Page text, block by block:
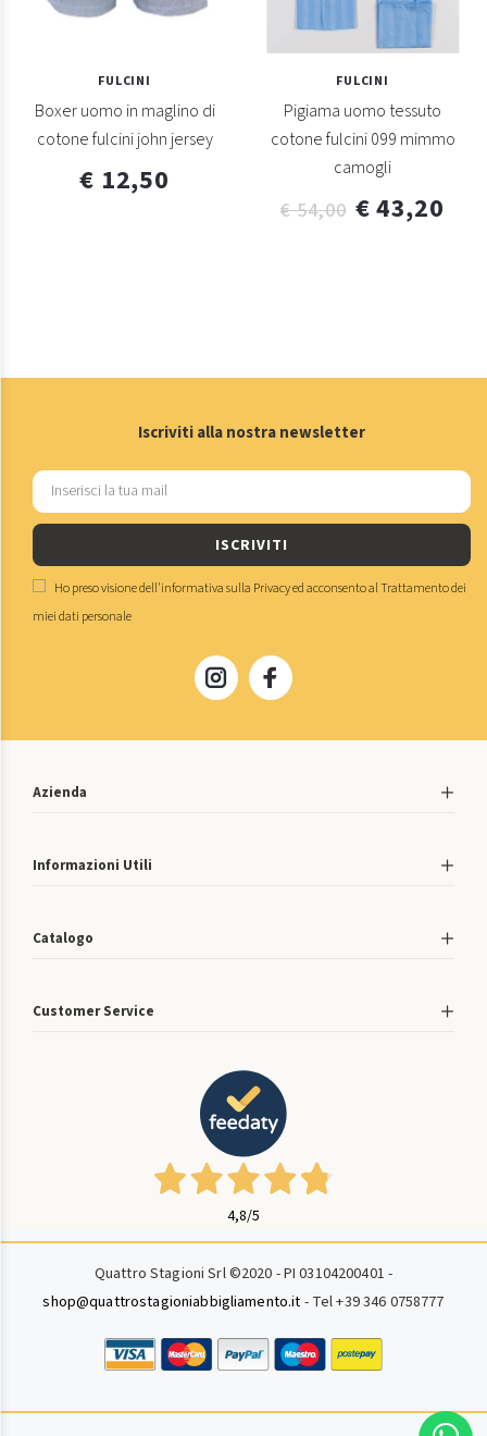
FULCINI
Boxer uomo in maglino di
cotone fulcini john jersey
€ 12,50
FULCINI
Pigiama uomo tessuto
cotone fulcini 099 mimmo
camogli
€ 54,00 € 43,20
Iscriviti alla nostra newsletter
ISCRIVITI
Ho preso visione dell'informativa sulla Privacyed acconsento alTrattamento dei
miei dati personale
Azienda
Informazioni Utili
Catalogo
Customer Service
4,8/5
Quattro Stagioni Srl ©2020 - PI 03104200401 -
shop@quattrostagioniabbigliamento.it - Tel +39 346 0758777